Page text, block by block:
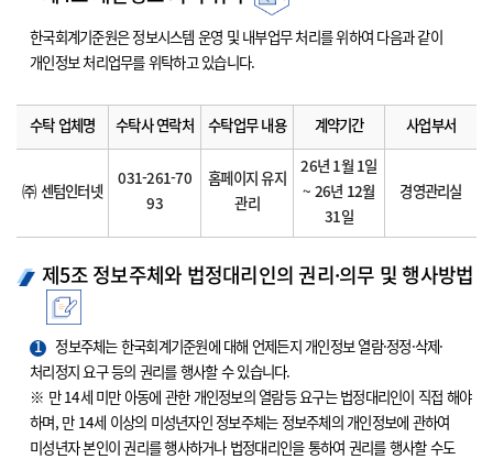
한국회계기준원은 정보시스템 운영 및 내부업무 처리를 위하여 다음과 같이
개인정보 처리업무를 위탁하고 있습니다.
수탁 업체명 수탁사 연락처 수탁업무 내용 계약기간 사업부서
㈜ 센텀인터넷
031-261-70
93
홈페이지 유지
관리
26년 1월 1일
~ 26년 12월
31일
경영관리실
제5조 정보주체와 법정대리인의 권리·의무 및 행사방법
1
정보주체는 한국회계기준원에 대해 언제든지 개인정보 열람·정정·삭제·
처리정지 요구 등의 권리를 행사할 수 있습니다.
※ 만 14세 미만 아동에 관한 개인정보의 열람등 요구는 법정대리인이 직접 해야
하며, 만 14세 이상의 미성년자인 정보주체는 정보주체의 개인정보에 관하여
미성년자 본인이 권리를 행사하거나 법정대리인을 통하여 권리를 행사할 수도